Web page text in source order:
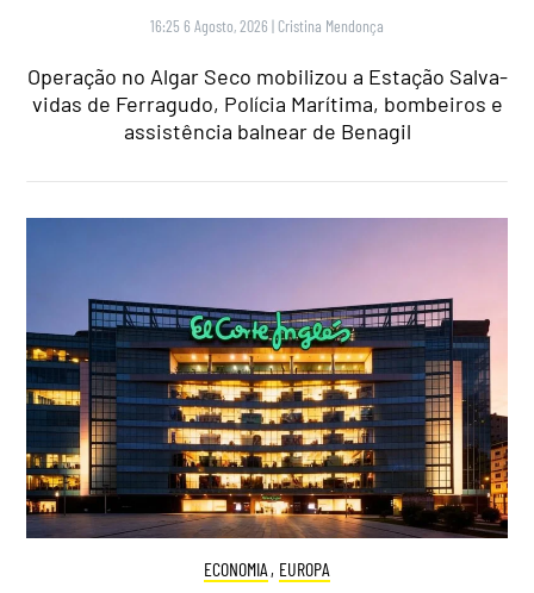
16:25 6 Agosto, 2026 | Cristina Mendonça
Operação no Algar Seco mobilizou a Estação Salva-
vidas de Ferragudo, Polícia Marítima, bombeiros e
assistência balnear de Benagil
ECONOMIA , EUROPA